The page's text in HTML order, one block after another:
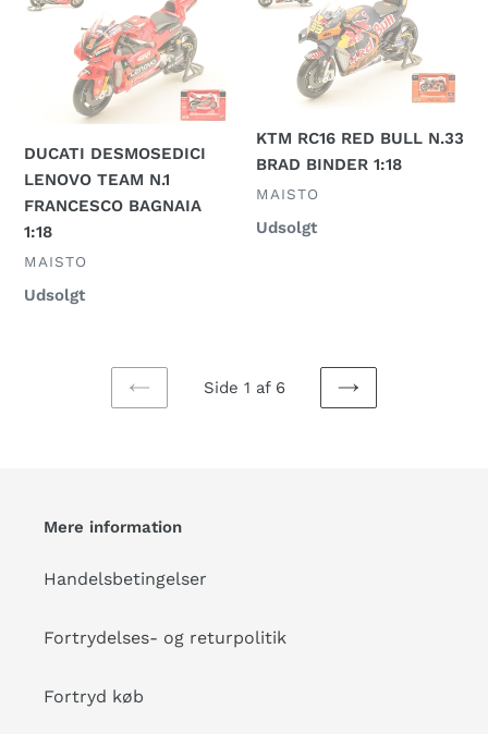
DESMOSEDICI
LENOVO
FRANCESCO
DUCATI DESMOSEDICI
LENOVO TEAM N.1
FRANCESCO BAGNAIA
1:18
FORHANDLER
MAISTO
Normalpris
Udsolgt
RC16
BINDER
1:18
KTM RC16 RED BULL N.33
BRAD BINDER 1:18
FORHANDLER
MAISTO
Normalpris
Udsolgt
FORRIGE
Side 1 af 6
NÆSTE
Mere information
Handelsbetingelser
Fortrydelses- og returpolitik
Fortryd køb